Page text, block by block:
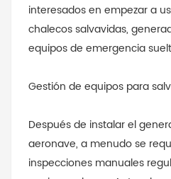
interesados ​​en empezar a
chalecos salvavidas,
equipos de emergencia
Gestión de equipos para
Después de instalar el
aeronave, a menudo se
inspecciones manuales